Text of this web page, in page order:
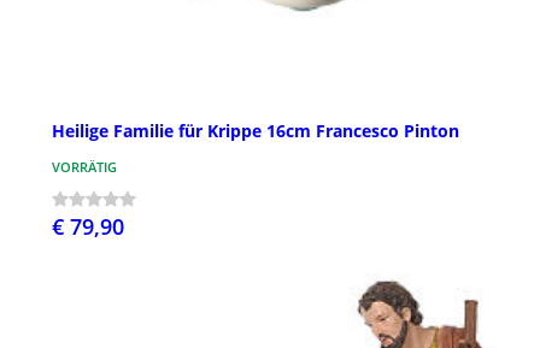
Heilige Familie für Krippe 16cm Francesco Pinton
VORRÄTIG
€ 79,90